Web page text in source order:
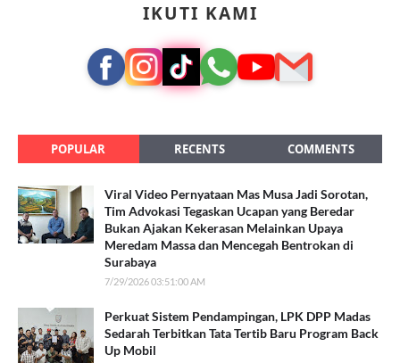
IKUTI KAMI
POPULAR RECENTS COMMENTS
Viral Video Pernyataan Mas Musa Jadi Sorotan,
Tim Advokasi Tegaskan Ucapan yang Beredar
Bukan Ajakan Kekerasan Melainkan Upaya
Meredam Massa dan Mencegah Bentrokan di
Surabaya
7/29/2026 03:51:00 AM
Perkuat Sistem Pendampingan, LPK DPP Madas
Sedarah Terbitkan Tata Tertib Baru Program Back
Up Mobil